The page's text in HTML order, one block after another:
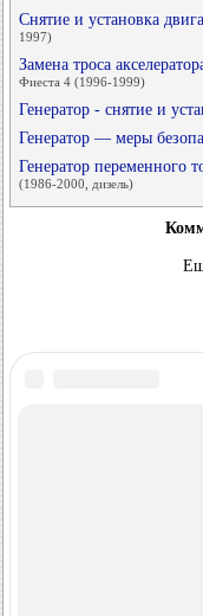
Снятие и установка
1997)
Замена троса
Фиеста 4 (1996-1999)
Генератор - снятие и
Генератор — меры
Генератор переменного
(1986-2000, дизель)